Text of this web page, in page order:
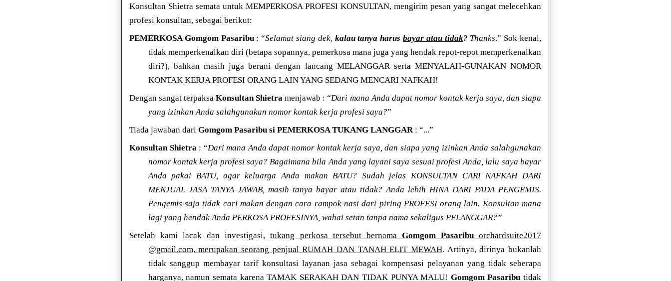
Konsultan Shietra semata untuk MEMPERKOSA PROFESI KONSULTAN, mengirim pesan yang sangat melecehkan
profesi konsultan, sebagai berikut:
PEMERKOSA Gomgom Pasaribu : “Selamat siang dek, kalau tanya harusbayar atau tidak? Thanks.” Sok kenal,
tidak memperkenalkan diri (betapa sopannya, pemerkosa mana juga yang hendak repot-repot memperkenalkan
diri?), bahkan masih juga berani dengan lancang MELANGGAR serta MENYALAH-GUNAKAN NOMOR
KONTAK KERJA PROFESI ORANG LAIN YANG SEDANG MENCARI NAFKAH!
Dengan sangat terpaksaKonsultan Shietra menjawab : “Dari mana Anda dapat nomor kontak kerja saya, dan siapa
yang izinkan Anda salahgunakan nomor kontak kerja profesi saya?”
Tiada jawaban dari Gomgom Pasaribu si PEMERKOSA TUKANG LANGGAR: “...”
Konsultan Shietra: “Dari mana Anda dapat nomor kontak kerja saya, dan siapa yang izinkan Anda salahgunakan
nomor kontak kerja profesi saya? Bagaimana bila Anda yang layani saya sesuai profesi Anda, lalu saya bayar
Anda pakai BATU, agar keluarga Anda makan BATU? Sudah jelas KONSULTAN CARI NAFKAH DARI
MENJUAL JASA TANYA JAWAB, masih tanya bayar atau tidak? Anda lebih HINA DARI PADA PENGEMIS.
Pengemis saja tidak cari makan dengan cara rampok nasi dari piring PROFESI orang lain. Konsultan mana
lagi yang hendak Anda PERKOSA PROFESINYA, wahai setan tanpa nama sekaligus PELANGGAR?”
Setelah kami lacak dan investigasi,tukang perkosa tersebut bernama Gomgom Pasaribuorchardsuite2017
@gmail.com, merupakan seorang penjual RUMAH DAN TANAH ELIT MEWAH. Artinya, dirinya bukanlah
tidak sanggup membayar tarif konsultasi layanan jasa sebagai kompensasi pelayanan yang tidak seberapa
harganya, namun semata karena TAMAK SERAKAH DAN TIDAK PUNYA MALU! Gomgom Pasaribu tidak